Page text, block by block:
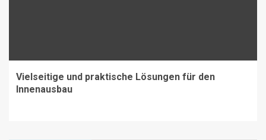
Vielseitige und praktische Lösungen für den
Innenausbau